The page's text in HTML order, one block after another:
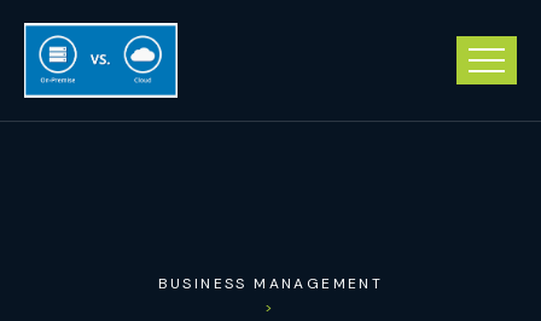
BUSINESS MANAGEMENT
>